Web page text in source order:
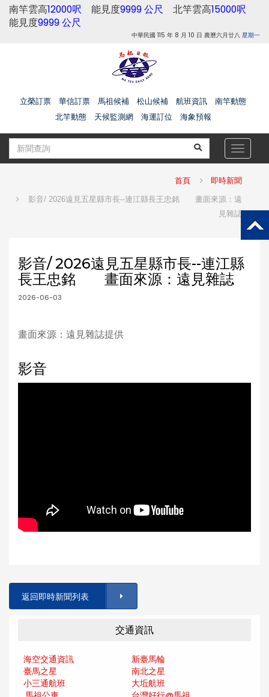
南竿雲高12000呎 能見度9999 公尺 北竿雲高15000呎
能見度9999 公尺
中華民國 115 年 8 月 10 日 農曆六月廿八 星期一
立榮訂票 華信訂票 馬祖候補 松山候補 航班資訊
南竿動態
北竿動態
天候監測網 海運訂位 海象預報
Toggle
首頁 即時新聞
影音/ 2026遠見五星縣市長--連江縣長王忠銘 畫面來源：遠
見雜誌
影音/ 2026遠見五星縣市長--連江縣
長王忠銘 畫面來源：遠見雜誌
2026-06-03
畫面來源：遠見雜誌提供
影音
返回即時新聞列表
交通資訊
海空交通資訊
新臺馬輪
臺馬之星
南北之星
小三通航班
大坵航班